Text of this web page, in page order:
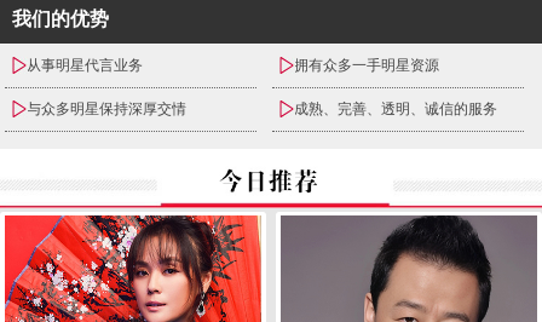
我们的优势
从事明星代言业务 拥有众多一手明星资源
与众多明星保持深厚交情 成熟、完善、透明、诚信的服务